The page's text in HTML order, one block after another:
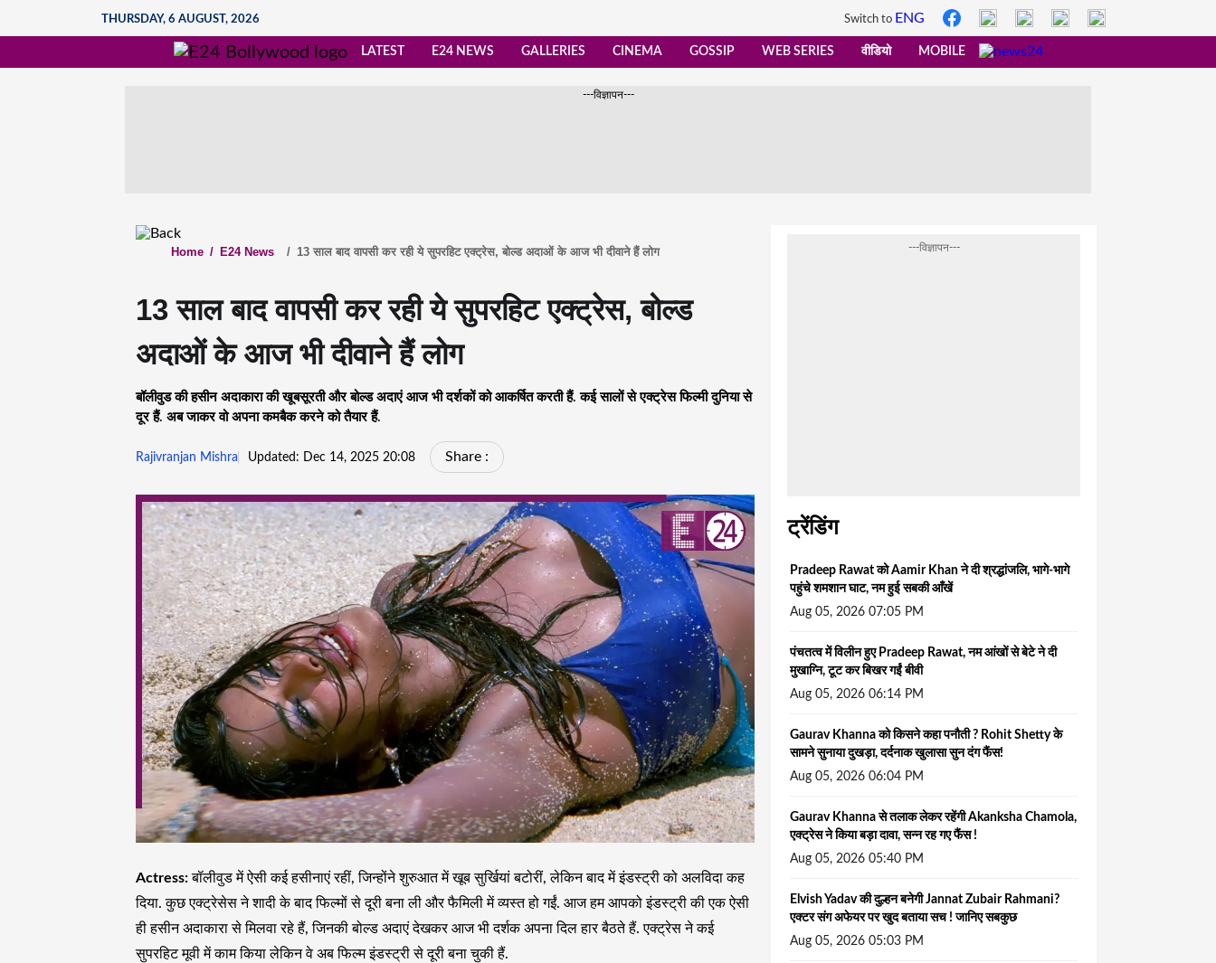
THURSDAY, 6 AUGUST, 2026 Switch to ENG
LATEST E24 NEWS GALLERIES CINEMA GOSSIP WEB SERIES वीडियो MOBILE
---विज्ञापन---
Home / E24 News / 13 साल बाद वापसी कर रही ये सुपरहिट एक्ट्रेस, बोल्ड अदाओं के आज भी दीवाने हैं लोग
13 साल बाद वापसी कर रही ये सुपरहिट एक्ट्रेस, बोल्ड
अदाओं के आज भी दीवाने हैं लोग
बॉलीवुड की हसीन अदाकारा की खूबसूरती और बोल्ड अदाएं आज भी दर्शकों को आकर्षित करती हैं. कई सालों से एक्ट्रेस फिल्मी दुनिया से
दूर हैं. अब जाकर वो अपना कमबैक करने को तैयार हैं.
Rajivranjan Mishra Updated: Dec 14, 2025 20:08 Share :
Actress:बॉलीवुड में ऐसी कई हसीनाएं रहीं, जिन्होंने शुरुआत में खूब सुर्खियां बटोरीं, लेकिन बाद में इंडस्ट्री को अलविदा कह
दिया. कुछ एक्ट्रेसेस ने शादी के बाद फिल्मों से दूरी बना ली और फैमिली में व्यस्त हो गईं. आज हम आपको इंडस्ट्री की एक ऐसी
ही हसीन अदाकारा से मिलवा रहे हैं, जिनकी बोल्ड अदाएं देखकर आज भी दर्शक अपना दिल हार बैठते हैं. एक्ट्रेस ने कई
सुपरहिट मूवी में काम किया लेकिन वे अब फिल्म इंडस्ट्री से दूरी बना चुकी हैं.
---विज्ञापन---
ट्रेंडिंग
Pradeep Rawat को Aamir Khan ने दी श्रद्धांजलि, भागे-भागे
पहुंचे शमशान घाट, नम हुई सबकी आँखें
Aug 05, 2026 07:05 PM
पंचतत्व में विलीन हुए Pradeep Rawat, नम आंखों से बेटे ने दी
मुखाग्नि, टूट कर बिखर गईं बीवी
Aug 05, 2026 06:14 PM
Gaurav Khanna को किसने कहा पनौती ? Rohit Shetty के
सामने सुनाया दुखड़ा, दर्दनाक खुलासा सुन दंग फैंस!
Aug 05, 2026 06:04 PM
Gaurav Khanna से तलाक लेकर रहेंगी Akanksha Chamola,
एक्ट्रेस ने किया बड़ा दावा, सन्न रह गए फैंस !
Aug 05, 2026 05:40 PM
Elvish Yadav की दुल्हन बनेगी Jannat Zubair Rahmani?
एक्टर संग अफेयर पर खुद बताया सच ! जानिए सबकुछ
Aug 05, 2026 05:03 PM